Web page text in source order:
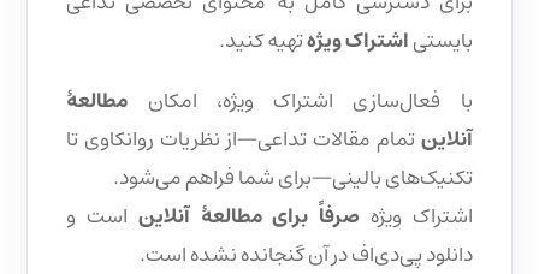
بایستیاشتراک ویژهتهیه کنید.
با فعال‌سازی اشتراک ویژه، امکان مطالعهٔ
آنلاینتمام مقالات تداعی—از نظریات روانکاوی تا
تکنیک‌های بالینی—برای شما فراهم می‌شود.
اشتراک ویژه صرفاً برای مطالعهٔ آنلاین است و
دانلود پی‌دی‌اف در آن گنجانده نشده است.